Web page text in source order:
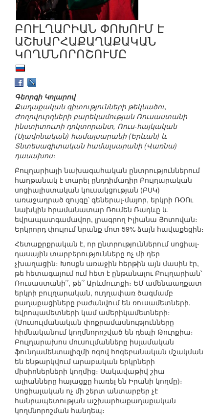
ԲՈՒԼՂԱՐԻԱՆ ՓՈԽՈՒՄ Է
ԱՇԽԱՐՀԱՔԱՂԱՔԱԿԱՆ
ԿՈՂՄՆՈՐՈՇՈՒՄԸ
Գեորգի Կոլարով
Քաղաքական գիտությունների թեկնածու,
Ժողովուրդների բարեկամության Ռուսաստանի
ինստիտուտի դոկտորանտ, Ռուս-հայկական
(Սլավոնական) համալսարանի (Երևան) և
Տնտեսագիտական համալսարանի (Վառնա)
դասախոս։
Բուլղարիայի նախագահական ընտրություններում
հաղթանակ է տարել ընդդիմադիր Բուլղարական
սոցիալիստական կուսակցության (ԲՍԿ)
առաջադրած զույգը՝ գեներալ-մայոր, երկրի ՌՕՈւ
նախկին հրամանատար Ռումեն Ռադևը և
եվրապատգամավոր, լրագրող Իլիանա Յոտովան։
Երկրորդ փուլում նրանք մոտ 59% ձայն հավաքեցին։
Հետաքրքրական է, որ ընտրություններում սոցիալ-
դասային տարբերությունները ոչ մի դեր
չխաղացին։ Խոսքն առաջին հերթին այն մասին էր,
թե հետագայում ում հետ է ընթանալու Բուլղարիան՝
Ռուսաստանի՞, թե՞ Արևմուտքի։ ԵՄ ամենաաղքատ
երկրի բուլղարական, ուղղափառ ծագմամբ
քաղաքացիները բաժանվում են ռուսամետների,
եվրոպամետների կամ ամերիկամետների։
(Մուսուլմանական փոքրամասնությունները
հիմնականում կողմնորոշված են դեպի Թուրքիա։
Բուլղարախոս մուսուլմանները իսլամական
ֆունդամենտալիզմի ոգով հոգեբանական մշակման
են ենթարկվում արաբական երկրների
միսիոներների կողմից։ Սակավաթիվ շիա
ալիանները հայացքը հառել են Իրանի կողմը)։
Սոցիալական ոչ մի շերտ անտարբեր չէ
հանրապետության աշխարհաքաղաքական
կողմնորոշման հանդեպ։